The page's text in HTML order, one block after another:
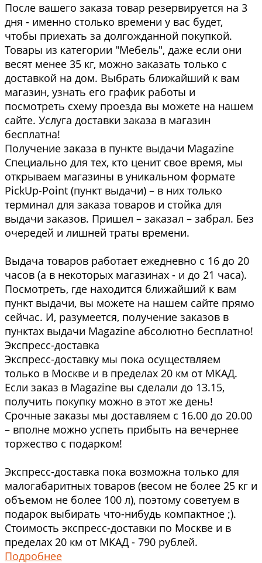
После вашего заказа товар резервируется на 3
дня - именно столько времени у вас будет,
чтобы приехать за долгожданной покупкой.
Товары из категории "Мебель", даже если они
весят менее 35 кг, можно заказать только с
доставкой на дом. Выбрать ближайший к вам
магазин, узнать его график работы и
посмотреть схему проезда вы можете на нашем
сайте. Услуга доставки заказа в магазин
бесплатна!
Получение заказа в пункте выдачи Magazine
Специально для тех, кто ценит свое время, мы
открываем магазины в уникальном формате
PickUp-Point (пункт выдачи) – в них только
терминал для заказа товаров и стойка для
выдачи заказов. Пришел – заказал – забрал. Без
очередей и лишней траты времени.
Выдача товаров работает ежедневно с 16 до 20
часов (а в некоторых магазинах - и до 21 часа).
Посмотреть, где находится ближайший к вам
пункт выдачи, вы можете на нашем сайте прямо
сейчас. И, разумеется, получение заказов в
пунктах выдачи Magazine абсолютно бесплатно!
Экспресс-доставка
Экспресс-доставку мы пока осуществляем
только в Москве и в пределах 20 км от МКАД.
Если заказ в Magazine вы сделали до 13.15,
получить покупку можно в этот же день!
Срочные заказы мы доставляем с 16.00 до 20.00
– вполне можно успеть прибыть на вечернее
торжество с подарком!
Экспресс-доставка пока возможна только для
малогабаритных товаров (весом не более 25 кг и
объемом не более 100 л), поэтому советуем в
подарок выбирать что-нибудь компактное ;).
Стоимость экспресс-доставки по Москве и в
пределах 20 км от МКАД - 790 рублей.
Подробнее